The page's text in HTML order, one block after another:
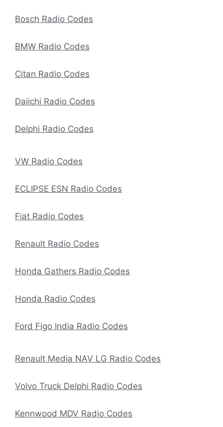
Bosch Radio Codes
BMW Radio Codes
Citan Radio Codes
Daiichi Radio Codes
Delphi Radio Codes
VW Radio Codes
ECLIPSE ESN Radio Codes
Fiat Radio Codes
Renault Radio Codes
Honda Gathers Radio Codes
Honda Radio Codes
Ford Figo India Radio Codes
Renault Media NAV LG Radio Codes
Volvo Truck Delphi Radio Codes
Kennwood MDV Radio Codes